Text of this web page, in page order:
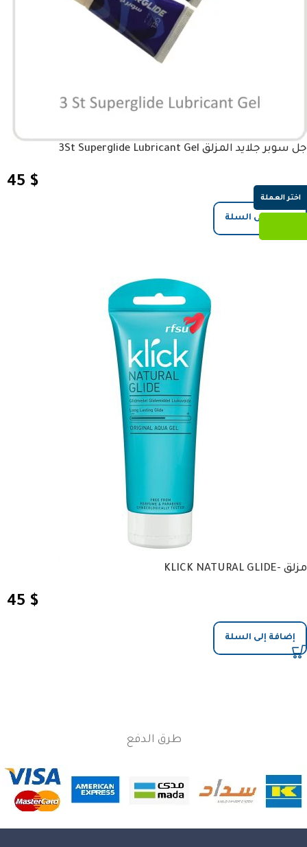
جل سوبر جلايد المزلق 3St Superglide Lubricant Gel
45 $
إضافة إلى السلة
مزلق -KLICK NATURAL GLIDE
45 $
إضافة إلى السلة
طرق الدفع
اختر العملة